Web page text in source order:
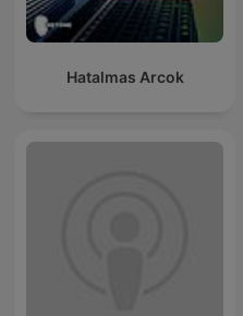
Hatalmas Arcok